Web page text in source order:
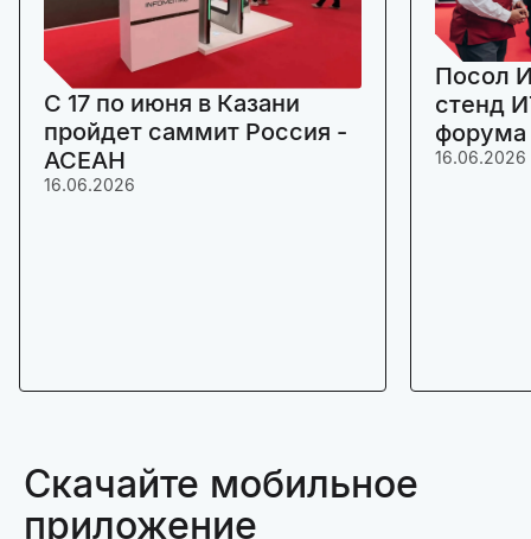
C 17 по июня в Казани
пройдет саммит Россия -
АСЕАН
16.06.2026
Посол
стенд
16.06.2026
Скачайте мобильное
приложение